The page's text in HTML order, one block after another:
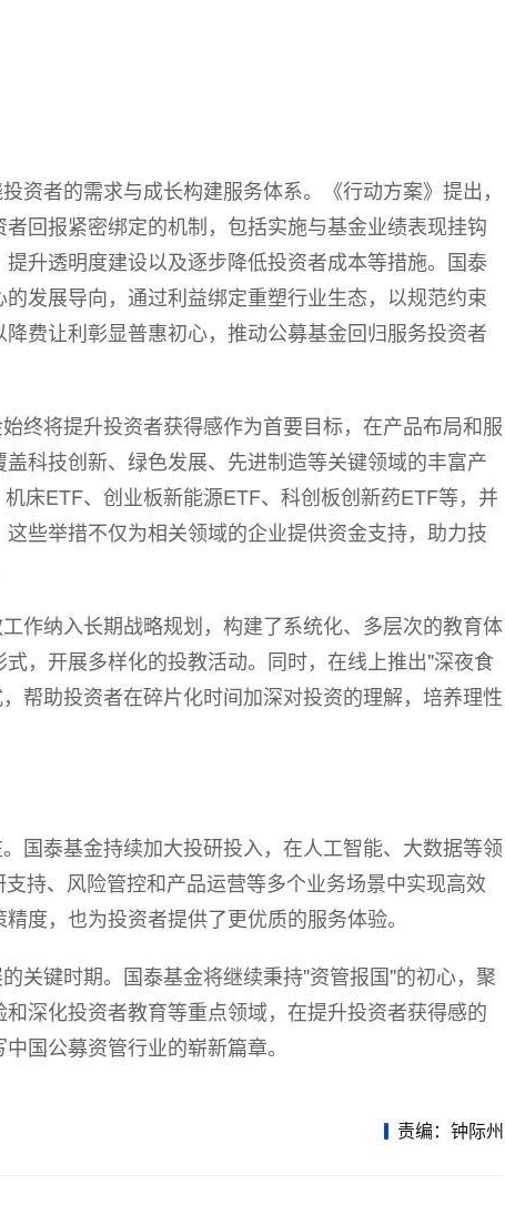
资者的需求与成长构建服务体系。《行动方案》提出，
回报紧密绑定的机制，包括实施与基金业绩表现挂钩
升透明度建设以及逐步降低投资者成本等措施。国泰
发展导向，通过利益绑定重塑行业生态，以规范约束
费让利彰显普惠初心，推动公募基金回归服务投资者
终将提升投资者获得感作为首要目标，在产品布局和服
科技创新、绿色发展、先进制造等关键领域的丰富产
床ETF、创业板新能源ETF、科创板创新药ETF等，并
些举措不仅为相关领域的企业提供资金支持，助力技
作纳入长期战略规划，构建了系统化、多层次的教育体
，开展多样化的投教活动。同时，在线上推出"深夜食
帮助投资者在碎片化时间加深对投资的理解，培养理性
国泰基金持续加大投研投入，在人工智能、大数据等领
持、风险管控和产品运营等多个业务场景中实现高效
度，也为投资者提供了更优质的服务体验。
关键时期。国泰基金将继续秉持"资管报国"的初心，聚
深化投资者教育等重点领域，在提升投资者获得感的
国公募资管行业的崭新篇章。
责编：钟际州